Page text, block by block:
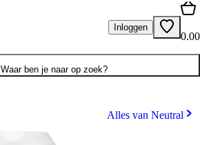
Inloggen
0.00
Waar ben je naar op zoek?
Alles van Neutral